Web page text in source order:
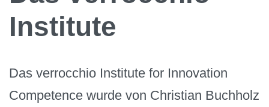
Institute
Das verrocchio Institute for Innovation
Competence wurde von Christian Buchholz